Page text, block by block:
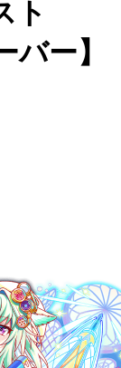
ト
ー】